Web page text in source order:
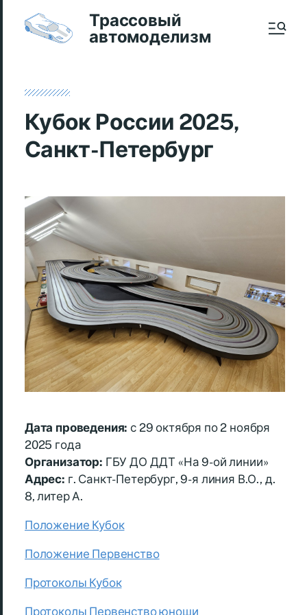
Трассовый
автомоделизм
Кубок России 2025,
Санкт-Петербург
Дата проведения: с 29 октября по 2 ноября
2025 года
Организатор: ГБУ ДО ДДТ «На 9-ой линии»
Адрес: г. Санкт-Петербург, 9-я линия В.О., д.
8, литер А.
Положение Кубок
Положение Первенство
Протоколы Кубок
Протоколы Первенство юноши